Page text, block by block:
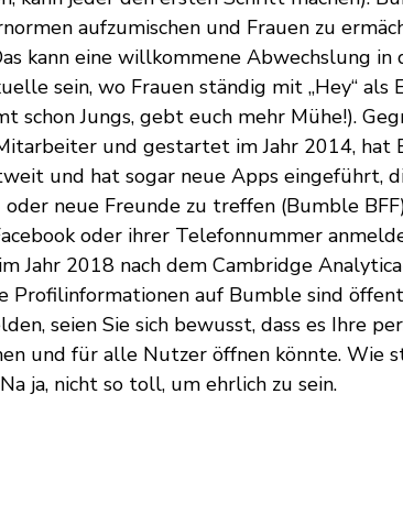
aufzumischen und Frauen zu
kann eine willkommene Abwechslung
sein, wo Frauen ständig mit „Hey“ als
schon Jungs, gebt euch mehr Mühe!).
und gestartet im Jahr 2014, hat
und hat sogar neue Apps eingeführt,
neue Freunde zu treffen (Bumble
oder ihrer Telefonnummer
Jahr 2018 nach dem Cambridge
Profilinformationen auf Bumble sind
seien Sie sich bewusst, dass es Ihre
und für alle Nutzer öffnen könnte. Wie
ja, nicht so toll, um ehrlich zu sein.